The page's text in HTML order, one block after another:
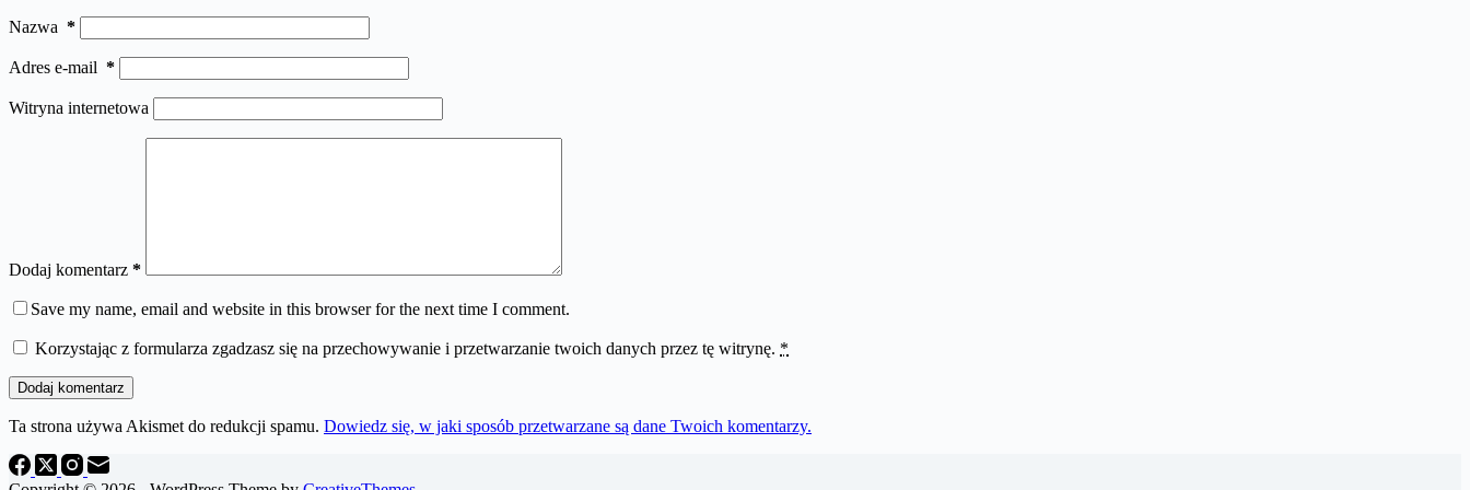
Nazwa *
Adres e-mail *
Witryna internetowa
Dodaj komentarz *
Save my name, email and website in this browser for the next time I comment.
Korzystając z formularza zgadzasz się na przechowywanie i przetwarzanie twoich danych przez tę witrynę. *
Dodaj komentarz
Ta strona używa Akismet do redukcji spamu. Dowiedz się, w jaki sposób przetwarzane są dane Twoich komentarzy.